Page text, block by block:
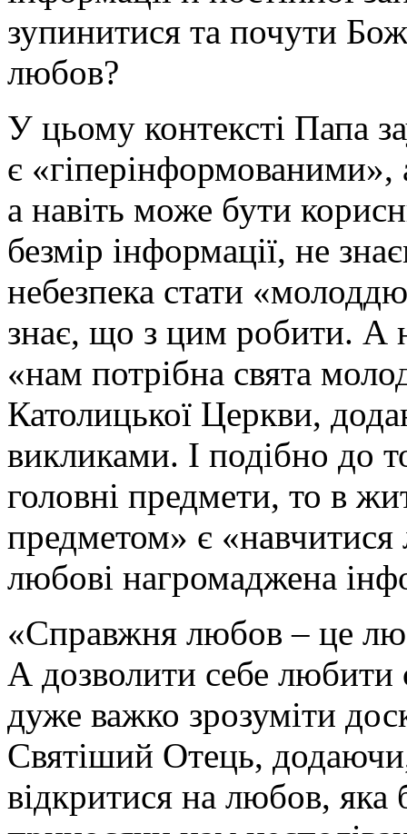
зупинитися та почути
любов?
У цьому контексті Папа
є
а навіть може бути
безмір інформації, не
небезпека стати
знає, що з цим робити. А
«нам потрібна свята
Католицької Церкви,
викликами. І подібно до
головні предмети, то в
предметом» є
любові нагромаджена
«Справжня любов – це
А дозволити себе
дуже важко зрозуміти
Святіший Отець,
відкритися на любов, яка